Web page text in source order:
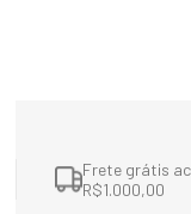
Frete grátis
R$1.000,00